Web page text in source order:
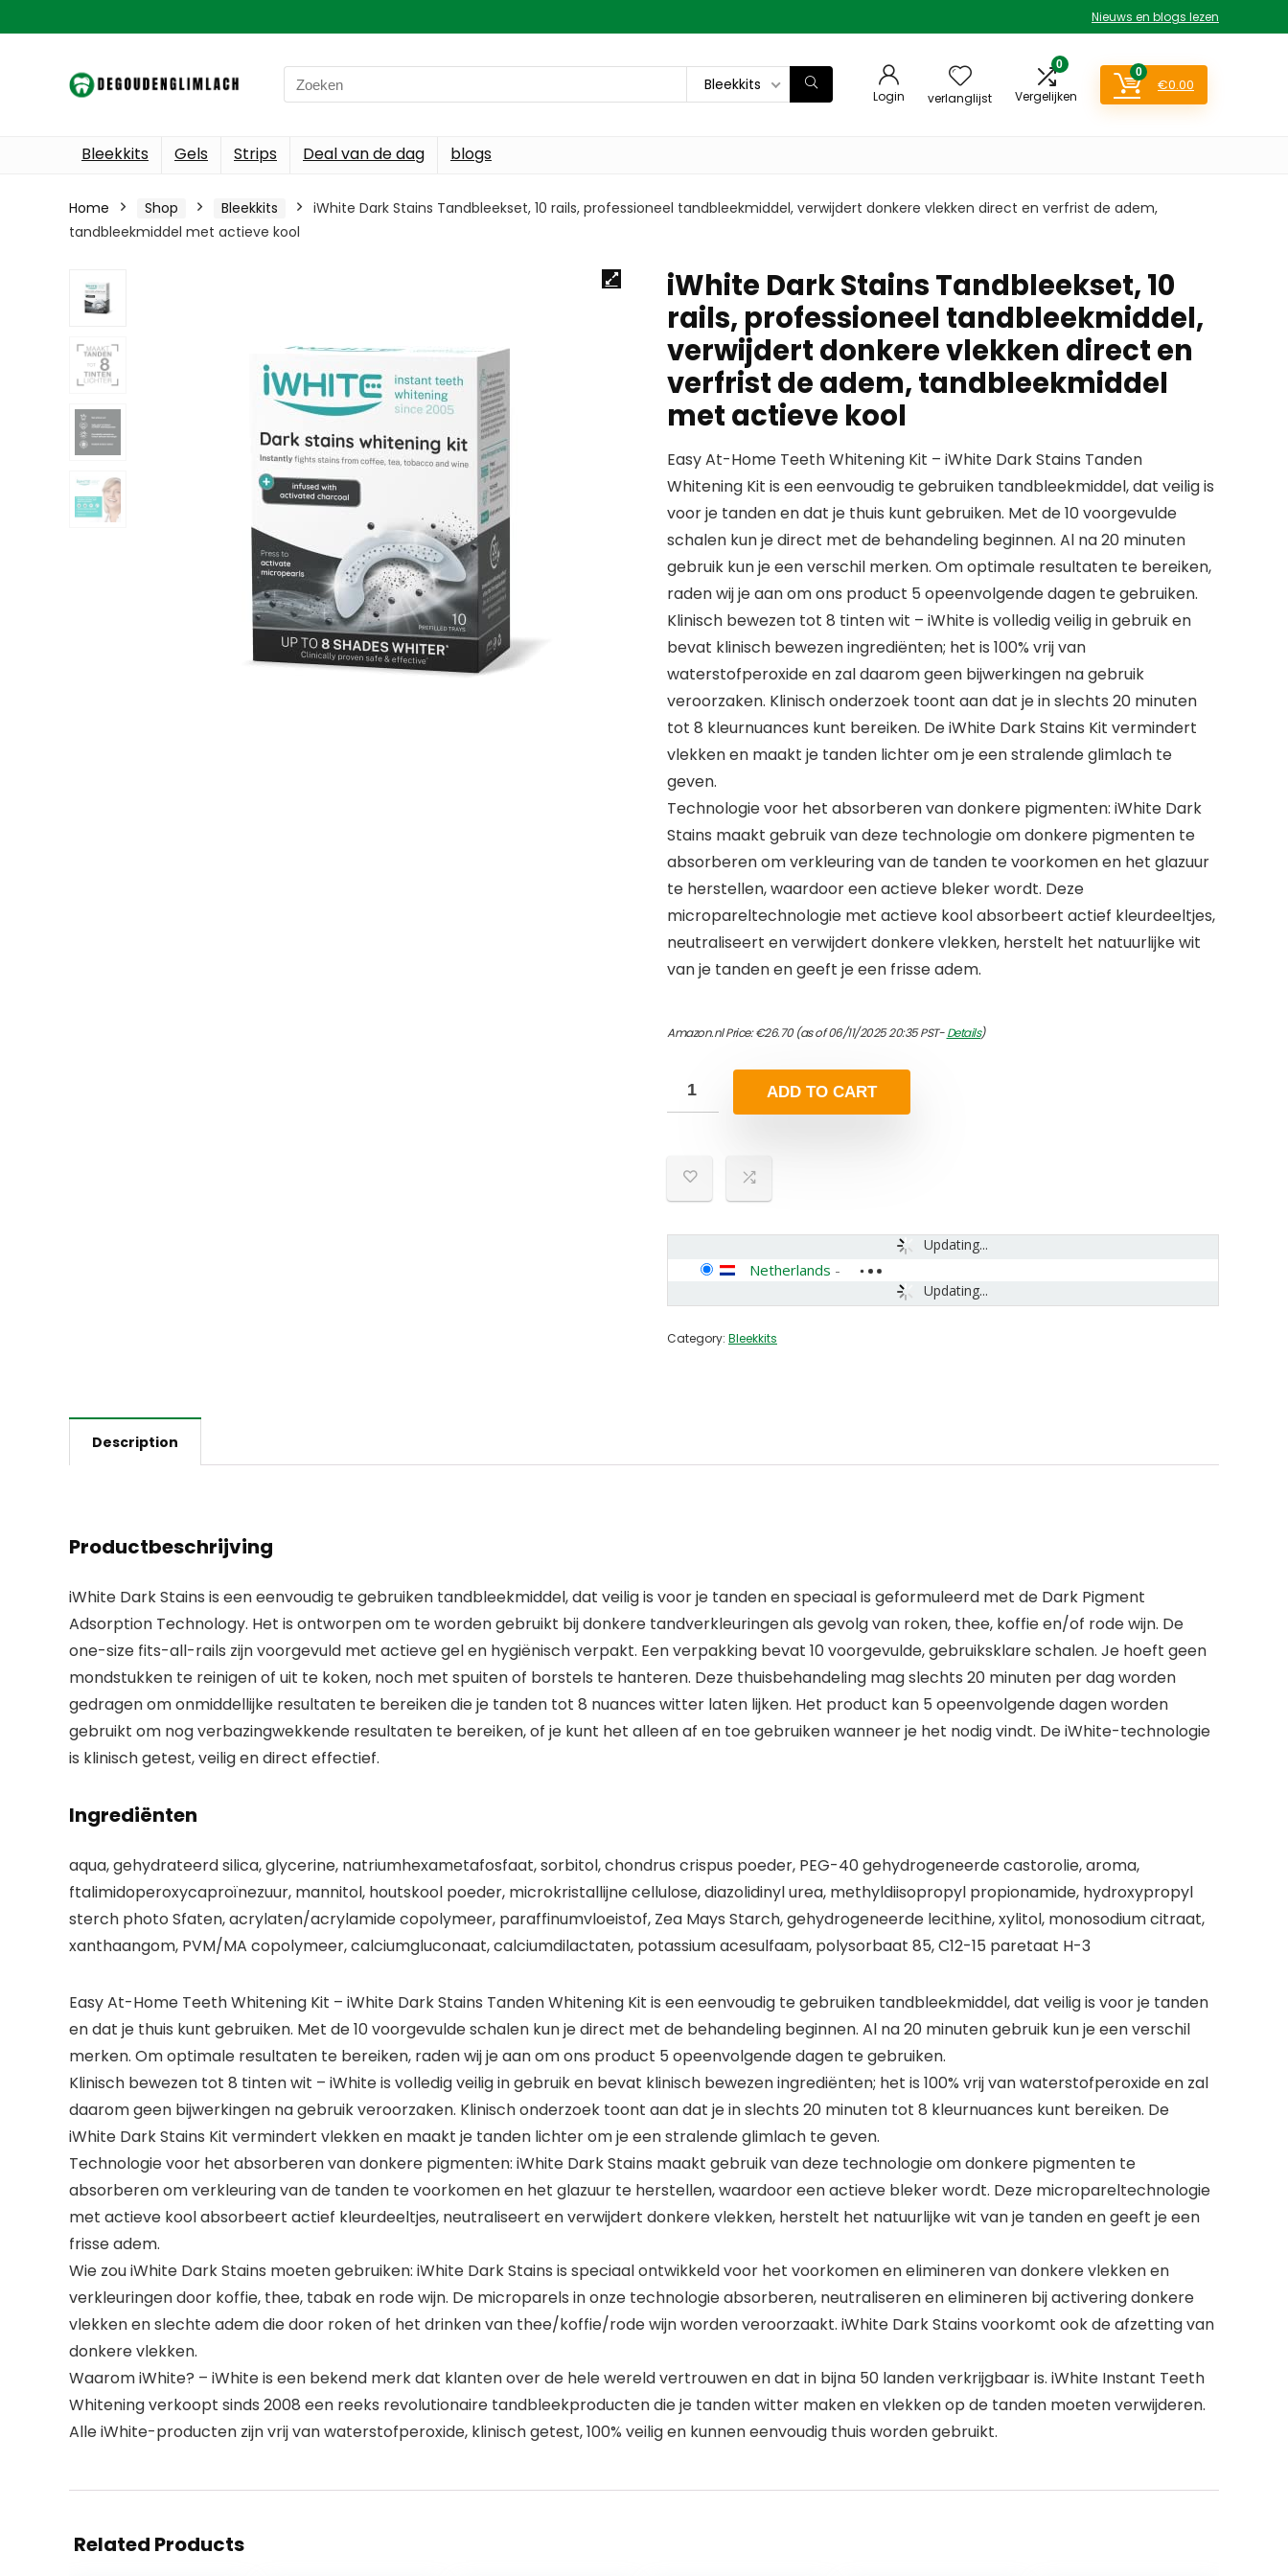
Nieuws en blogs lezen
Search
for:
Bleekkits
Login verlanglijst
0
Vergelijken
0
€0.00
Bleekkits Gels Strips Deal van de dag blogs
Home Shop Bleekkits
iWhite Dark Stains Tandbleekset, 10 rails, professioneel tandbleekmiddel, verwijdert donkere vlekken direct en verfrist de adem,
tandbleekmiddel met actieve kool
iWhite Dark Stains Tandbleekset, 10
rails, professioneel tandbleekmiddel,
verwijdert donkere vlekken direct en
verfrist de adem, tandbleekmiddel
met actieve kool
Easy At-Home Teeth Whitening Kit – iWhite Dark Stains Tanden
Whitening Kit is een eenvoudig te gebruiken tandbleekmiddel, dat veilig is
voor je tanden en dat je thuis kunt gebruiken. Met de 10 voorgevulde
schalen kun je direct met de behandeling beginnen. Al na 20 minuten
gebruik kun je een verschil merken. Om optimale resultaten te bereiken,
raden wij je aan om ons product 5 opeenvolgende dagen te gebruiken.
Klinisch bewezen tot 8 tinten wit – iWhite is volledig veilig in gebruik en
bevat klinisch bewezen ingrediënten; het is 100% vrij van
waterstofperoxide en zal daarom geen bijwerkingen na gebruik
veroorzaken. Klinisch onderzoek toont aan dat je in slechts 20 minuten
tot 8 kleurnuances kunt bereiken. De iWhite Dark Stains Kit vermindert
vlekken en maakt je tanden lichter om je een stralende glimlach te
geven.
Technologie voor het absorberen van donkere pigmenten: iWhite Dark
Stains maakt gebruik van deze technologie om donkere pigmenten te
absorberen om verkleuring van de tanden te voorkomen en het glazuur
te herstellen, waardoor een actieve bleker wordt. Deze
micropareltechnologie met actieve kool absorbeert actief kleurdeeltjes,
neutraliseert en verwijdert donkere vlekken, herstelt het natuurlijke wit
van je tanden en geeft je een frisse adem.
Amazon.nl Price:€26.70(as of 06/11/2025 20:35 PST-Details)
ADD TO CART
Updating...
Updating...
Netherlands -
Category: Bleekkits
Description
Productbeschrijving
iWhite Dark Stains is een eenvoudig te gebruiken tandbleekmiddel, dat veilig is voor je tanden en speciaal is geformuleerd met de Dark Pigment
Adsorption Technology. Het is ontworpen om te worden gebruikt bij donkere tandverkleuringen als gevolg van roken, thee, koffie en/of rode wijn. De
one-size fits-all-rails zijn voorgevuld met actieve gel en hygiënisch verpakt. Een verpakking bevat 10 voorgevulde, gebruiksklare schalen. Je hoeft geen
mondstukken te reinigen of uit te koken, noch met spuiten of borstels te hanteren. Deze thuisbehandeling mag slechts 20 minuten per dag worden
gedragen om onmiddellijke resultaten te bereiken die je tanden tot 8 nuances witter laten lijken. Het product kan 5 opeenvolgende dagen worden
gebruikt om nog verbazingwekkende resultaten te bereiken, of je kunt het alleen af en toe gebruiken wanneer je het nodig vindt. De iWhite-technologie
is klinisch getest, veilig en direct effectief.
Ingrediënten
aqua, gehydrateerd silica, glycerine, natriumhexametafosfaat, sorbitol, chondrus crispus poeder, PEG-40 gehydrogeneerde castorolie, aroma,
ftalimidoperoxycaproïnezuur, mannitol, houtskool poeder, microkristallijne cellulose, diazolidinyl urea, methyldiisopropyl propionamide, hydroxypropyl
sterch photo Sfaten, acrylaten/acrylamide copolymeer, paraffinumvloeistof, Zea Mays Starch, gehydrogeneerde lecithine, xylitol, monosodium citraat,
xanthaangom, PVM/MA copolymeer, calciumgluconaat, calciumdilactaten, potassium acesulfaam, polysorbaat 85, C12-15 paretaat H-3
Easy At-Home Teeth Whitening Kit – iWhite Dark Stains Tanden Whitening Kit is een eenvoudig te gebruiken tandbleekmiddel, dat veilig is voor je tanden
en dat je thuis kunt gebruiken. Met de 10 voorgevulde schalen kun je direct met de behandeling beginnen. Al na 20 minuten gebruik kun je een verschil
merken. Om optimale resultaten te bereiken, raden wij je aan om ons product 5 opeenvolgende dagen te gebruiken.
Klinisch bewezen tot 8 tinten wit – iWhite is volledig veilig in gebruik en bevat klinisch bewezen ingrediënten; het is 100% vrij van waterstofperoxide en zal
daarom geen bijwerkingen na gebruik veroorzaken. Klinisch onderzoek toont aan dat je in slechts 20 minuten tot 8 kleurnuances kunt bereiken. De
iWhite Dark Stains Kit vermindert vlekken en maakt je tanden lichter om je een stralende glimlach te geven.
Technologie voor het absorberen van donkere pigmenten: iWhite Dark Stains maakt gebruik van deze technologie om donkere pigmenten te
absorberen om verkleuring van de tanden te voorkomen en het glazuur te herstellen, waardoor een actieve bleker wordt. Deze micropareltechnologie
met actieve kool absorbeert actief kleurdeeltjes, neutraliseert en verwijdert donkere vlekken, herstelt het natuurlijke wit van je tanden en geeft je een
frisse adem.
Wie zou iWhite Dark Stains moeten gebruiken: iWhite Dark Stains is speciaal ontwikkeld voor het voorkomen en elimineren van donkere vlekken en
verkleuringen door koffie, thee, tabak en rode wijn. De microparels in onze technologie absorberen, neutraliseren en elimineren bij activering donkere
vlekken en slechte adem die door roken of het drinken van thee/koffie/rode wijn worden veroorzaakt. iWhite Dark Stains voorkomt ook de afzetting van
donkere vlekken.
Waarom iWhite? – iWhite is een bekend merk dat klanten over de hele wereld vertrouwen en dat in bijna 50 landen verkrijgbaar is. iWhite Instant Teeth
Whitening verkoopt sinds 2008 een reeks revolutionaire tandbleekproducten die je tanden witter maken en vlekken op de tanden moeten verwijderen.
Alle iWhite-producten zijn vrij van waterstofperoxide, klinisch getest, 100% veilig en kunnen eenvoudig thuis worden gebruikt.
Related Products